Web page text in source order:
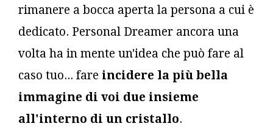
rimanere a bocca aperta la persona a cui è
dedicato. Personal Dreamer ancora una
volta ha in mente un'idea che può fare al
caso tuo... fare incidere la più bella
immagine di voi due insieme
all'interno di un cristallo.